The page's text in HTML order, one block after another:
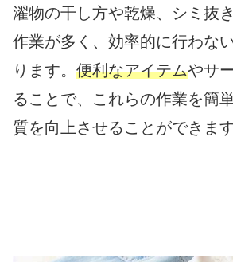
濯物の干し方や乾燥、シミ抜
作業が多く、効率的に行わな
ります。 便利なアイテムやサ
ることで、これらの作業を簡
質を向上させることができます